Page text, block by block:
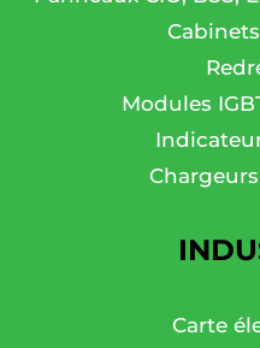
Modules
Carte